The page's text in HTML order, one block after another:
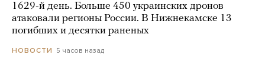
1629-й день. Больше 450 украинских дронов
атаковали регионы России. В Нижнекамске 13
погибших и десятки раненых
НОВОСТИ 5 часов назад